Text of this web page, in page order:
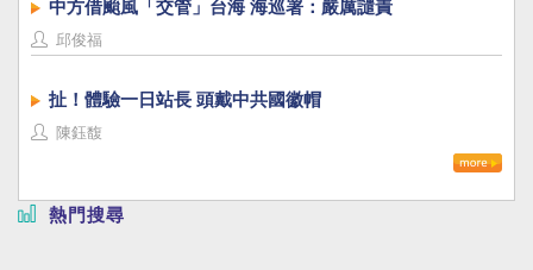
中方借颱風「交管」台海 海巡署：嚴厲譴責
邱俊福
扯！體驗一日站長 頭戴中共國徽帽
陳鈺馥
熱門搜尋